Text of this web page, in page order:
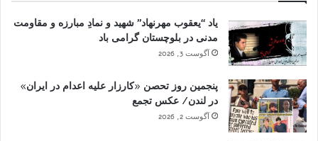
یاد “یعقوب مهرنهاد” شهید و نمادِ مبارزه و مقاومت
مدنی در بلوچستان گرامی باد
آگوست 3, 2026
پنجمین روز تحصن «کارزار علیه اعدام در ایران»
در لندن/ عکس تجمع
آگوست 2, 2026